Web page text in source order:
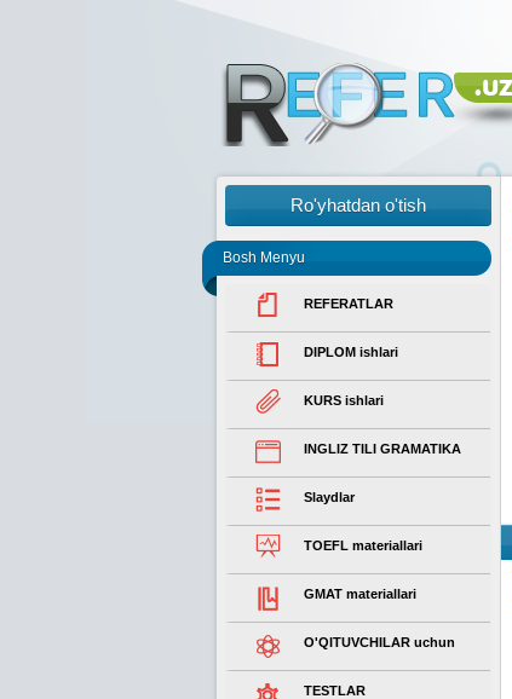
Ro'yhatdan o'tish
Bosh Menyu
REFERATLAR
DIPLOM ishlari
KURS ishlari
INGLIZ TILI GRAMATIKA
Slaydlar
TOEFL materiallari
GMAT materiallari
O'QITUVCHILAR uchun
TESTLAR